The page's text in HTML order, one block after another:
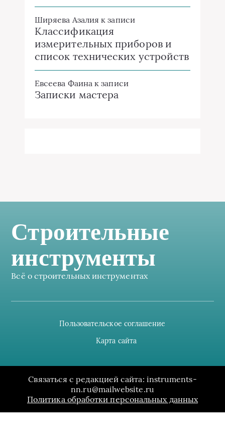
Ширяева Азалия к записи
Классификация
измерительных приборов и
список технических устройств
Евсеева Фаина к записи
Записки мастера
Строительные
инструменты
Всё о строительных инструментах
Пользовательское соглашение
Карта сайта
Связаться с редакцией сайта: instruments-
nn.ru@mailwebsite.ru
Политика обработки персональных данных